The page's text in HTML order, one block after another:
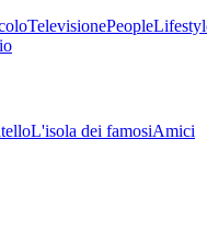
TelevisionePeople
L'isola dei famosiAmici